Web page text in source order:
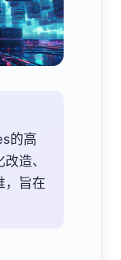
的高
造、
，旨在